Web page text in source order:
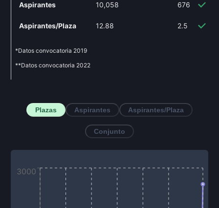
Aspirantes 10,058
Aspirantes/Plaza 12.88
676
2.5
*Datos convocatoria 2019
**Datos convocatoria 2022
Plazas Aspirantes Aspirantes/Plaza
Conjunto
3000